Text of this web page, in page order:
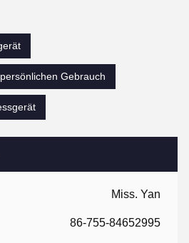
Miss. Yan
86-755-84652995
Gebrauch